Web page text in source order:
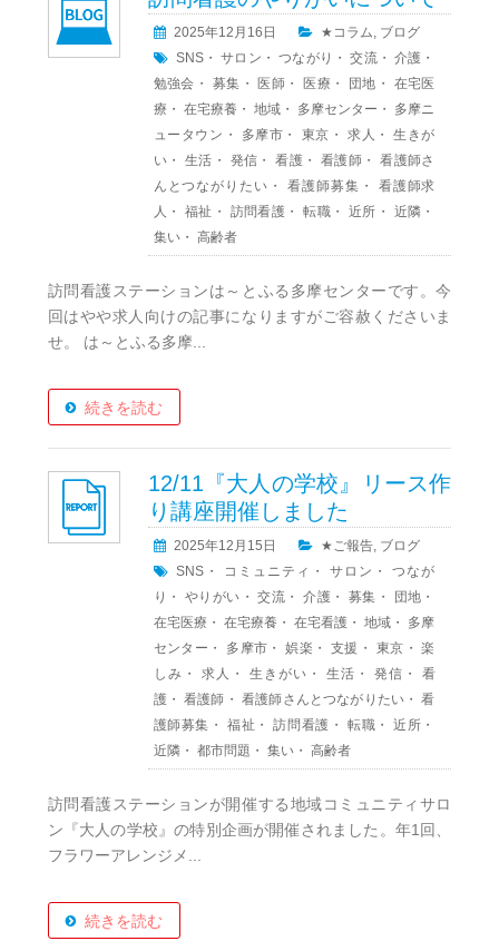
2025年12月16日 ★コラム, ブログ
SNS・サロン ・つながり ・交流・介護 ・
勉強会 ・ 募集 ・ 医師 ・ 医療 ・ 団地 ・ 在宅医
療 ・ 在宅療養 ・ 地域 ・ 多摩センター ・ 多摩ニ
ュータウン ・ 多摩市 ・ 東京 ・ 求人 ・生きが
い ・ 生活 ・ 発信 ・看護 ・看護師 ・看護師さ
んとつながりたい ・看護師募集 ・ 看護師求
人 ・ 福祉 ・ 訪問看護 ・転職 ・ 近所 ・ 近隣 ・
集い・ 高齢者
訪問看護ステーションは～とふる多摩センターです。今
回はやや求人向けの記事になりますがご容赦くださいま
せ。 は～とふる多摩...
続きを読む
12/11『大人の学校』リース作
り講座開催しました
2025年12月15日 ★ご報告, ブログ
SNS・ コミュニティ ・サロン ・つなが
り ・ やりがい ・交流 ・介護 ・ 募集 ・ 団地 ・
在宅医療 ・ 在宅療養 ・在宅看護 ・地域 ・ 多摩
センター ・ 多摩市 ・娯楽 ・支援 ・ 東京 ・楽
しみ ・ 求人 ・ 生きがい ・ 生活 ・ 発信 ・ 看
護・看護師 ・ 看護師さんとつながりたい ・看
護師募集 ・福祉 ・訪問看護 ・ 転職 ・近所 ・
近隣・ 都市問題 ・ 集い・ 高齢者
訪問看護ステーションが開催する地域コミュニティサロ
ン『大人の学校』の特別企画が開催されました。年1回、
フラワーアレンジメ...
続きを読む